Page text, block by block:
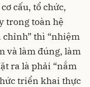
cấu, tổ chức,
trong toàn hệ
thì “nhiệm
và làm đúng, làm
ra là phải “nắm
triển khai thực